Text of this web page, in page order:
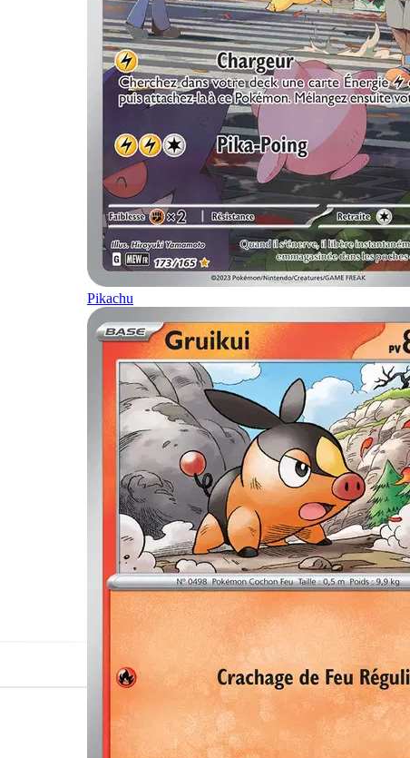
Pikachu